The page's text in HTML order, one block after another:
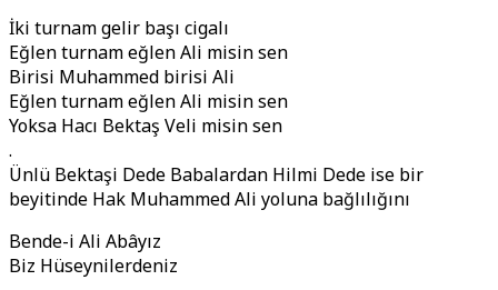
İki turnam gelir başı cigalı
Eğlen turnam eğlen Ali misin sen
Birisi Muhammed birisi Ali
Eğlen turnam eğlen Ali misin sen
Yoksa Hacı Bektaş Veli misin sen
.
Ünlü Bektaşi Dede Babalardan Hilmi Dede ise bir
beyitinde Hak Muhammed Ali yoluna bağlılığını
Bende-i Ali Abâyız
Biz Hüseynilerdeniz